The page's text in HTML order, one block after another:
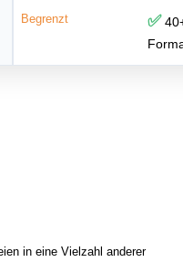
Begrenzt ✅
in eine Vielzahl anderer